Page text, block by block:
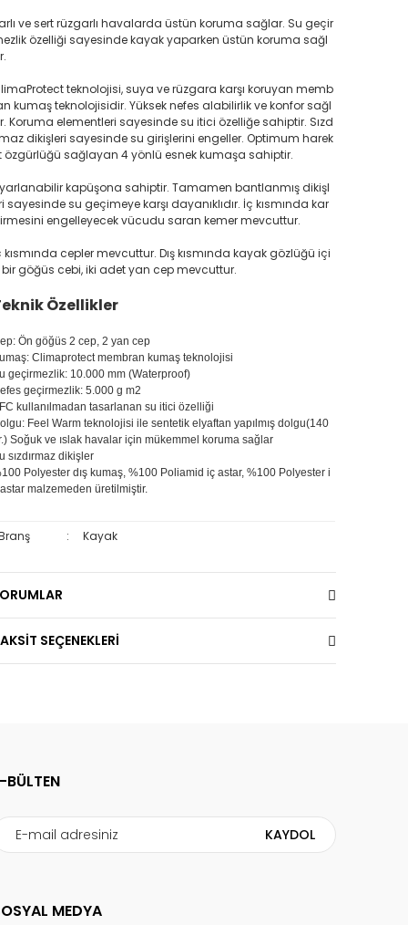
ve sert rüzgarlı havalarda üstün koruma sağlar. Su geçir
özelliği sayesinde kayak yaparken üstün koruma sağl
teknolojisi, suya ve rüzgara karşı koruyan memb
kumaş teknolojisidir. Yüksek nefes alabilirlik ve konfor sağl
Koruma elementleri sayesinde su itici özelliğe sahiptir. Sızd
dikişleri sayesinde su girişlerini engeller. Optimum harek
özgürlüğü sağlayan 4 yönlü esnek kumaşa sahiptir.
kapüşona sahiptir. Tamamen bantlanmış dikişl
sayesinde su geçimeye karşı dayanıklıdır. İç kısmında kar
engelleyecek vücudu saran kemer mevcuttur.
kısmında cepler mevcuttur. Dış kısmında kayak gözlüğü içi
göğüs cebi, iki adet yan cep mevcuttur.
Özellikler
Ön göğüs 2 cep, 2 yan cep
Climaprotect membran kumaş teknolojisi
geçirmezlik: 10.000 mm (Waterproof)
geçirmezlik: 5.000 g m2
kullanılmadan tasarlanan su itici özelliği
Feel Warm teknolojisi ile sentetik elyaftan yapılmış dolgu(140
Soğuk ve ıslak havalar için mükemmel koruma sağlar
sızdırmaz dikişler
Polyester dış kumaş, %100 Poliamid iç astar, %100 Polyester i
malzemeden üretilmiştir.
: Kayak
SEÇENEKLERİ
BÜLTEN
KAYDOL
MEDYA